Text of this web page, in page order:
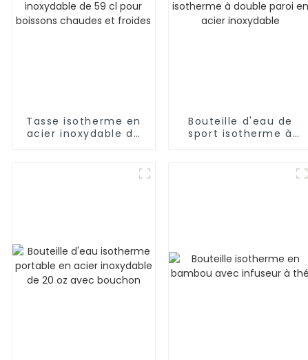
Tasse isotherme en
acier inoxydable de
Bouteille d'eau de
sport isotherme à